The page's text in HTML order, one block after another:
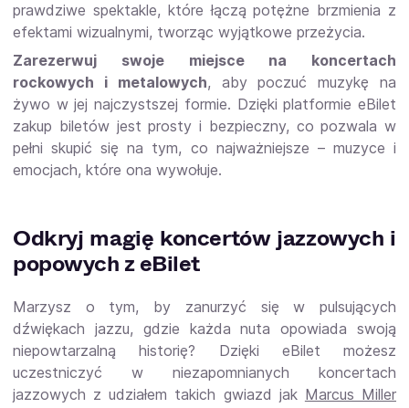
prawdziwe spektakle, które łączą potężne brzmienia z
efektami wizualnymi, tworząc wyjątkowe przeżycia.
Zarezerwuj swoje miejsce na koncertach
rockowych i metalowych, aby poczuć muzykę na
żywo w jej najczystszej formie. Dzięki platformie eBilet
zakup biletów jest prosty i bezpieczny, co pozwala w
pełni skupić się na tym, co najważniejsze – muzyce i
emocjach, które ona wywołuje.
Odkryj magię koncertów jazzowych i
popowych z eBilet
Marzysz o tym, by zanurzyć się w pulsujących
dźwiękach jazzu, gdzie każda nuta opowiada swoją
niepowtarzalną historię? Dzięki eBilet możesz
uczestniczyć w niezapomnianych koncertach
jazzowych z udziałem takich gwiazd jak Marcus Miller